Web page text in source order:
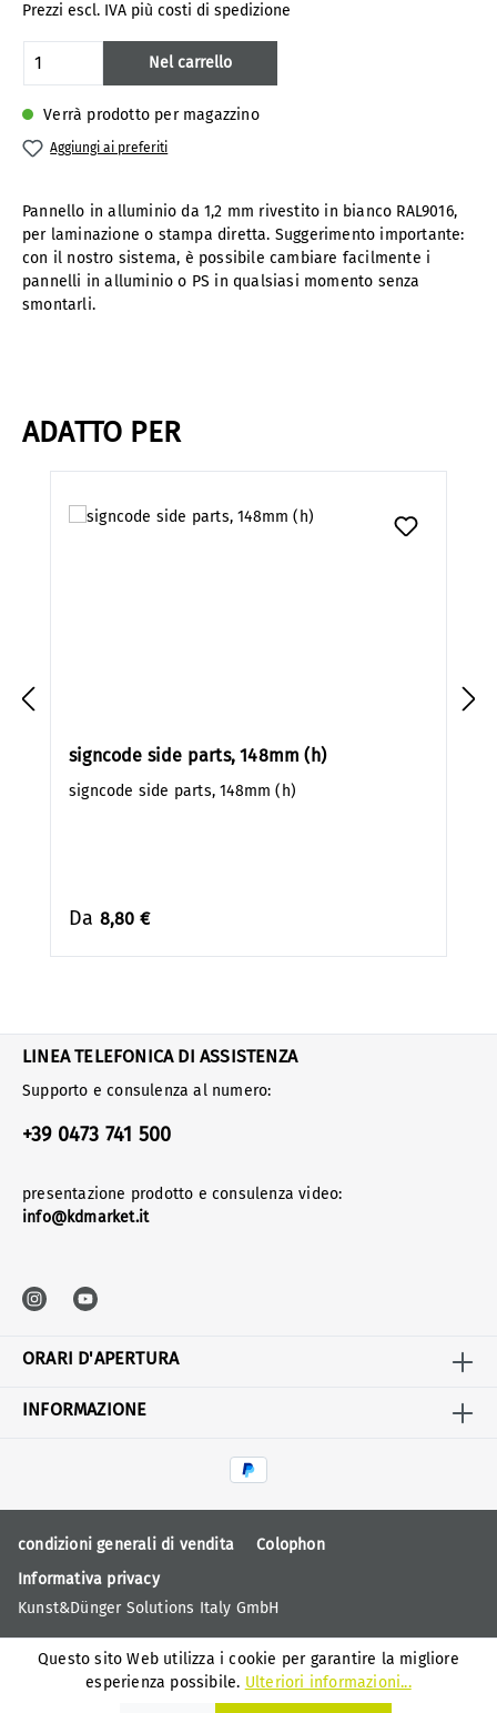
Prezzi escl. IVA più costi di spedizione
Verrà prodotto per magazzino
Quantità del prodotto: inserisci la
Nel carrello
Aggiungi ai preferiti
Pannello in alluminio da 1,2 mm rivestito in bianco RAL9016,
per laminazione o stampa diretta. Suggerimento importante:
con il nostro sistema, è possibile cambiare facilmente i
pannelli in alluminio o PS in qualsiasi momento senza
smontarli.
ADATTO PER
signcode side parts, 148mm (h)
signcode side parts, 148mm (h)
Da 8,80 €
LINEA TELEFONICA DI ASSISTENZA
Supporto e consulenza al numero:
+39 0473 741 500
presentazione prodotto e consulenza video:
info@kdmarket.it
ORARI D'APERTURA
INFORMAZIONE
condizioni generali di vendita
Colophon
Informativa privacy
Kunst&Dünger Solutions Italy GmbH
Questo sito Web utilizza i cookie per garantire la migliore
esperienza possibile. Ulteriori informazioni...